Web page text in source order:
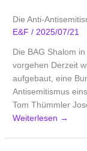
Die Anti-
E&F/ 2025/07/21
Die BAG Shalom
vorgehen Derzeit
aufgebaut, eine
Antisemitismus
Tom Thümmler
Weiterlesen →